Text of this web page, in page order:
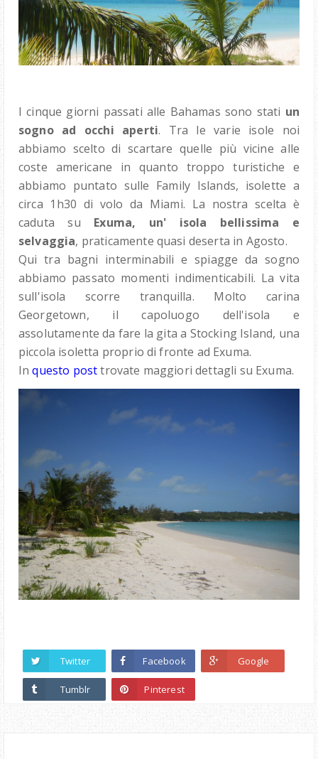
I cinque giorni passati alle Bahamas sono stati un
sogno ad occhi aperti. Tra le varie isole noi
abbiamo scelto di scartare quelle più vicine alle
coste americane in quanto troppo turistiche e
abbiamo puntato sulle Family Islands, isolette a
circa 1h30 di volo da Miami. La nostra scelta è
caduta su Exuma, un' isola bellissima e
selvaggia, praticamente quasi deserta in Agosto.
Qui tra bagni interminabili e spiagge da sogno
abbiamo passato momenti indimenticabili. La vita
sull'isola scorre tranquilla. Molto carina
Georgetown, il capoluogo dell'isola e
assolutamente da fare la gita a Stocking Island, una
piccola isoletta proprio di fronte ad Exuma.
Inquesto posttrovate maggiori dettagli su Exuma.
Twitter Facebook Google
Tumblr Pinterest